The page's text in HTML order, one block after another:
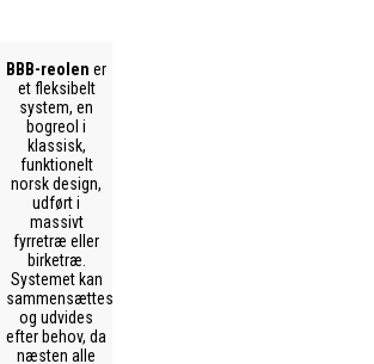
BBB-reolen er
et fleksibelt
system, en
bogreol i
klassisk,
funktionelt
norsk design,
udført i
massivt
fyrretræ eller
birketræ.
Systemet kan
sammensættes
og udvides
efter behov, da
næsten alle